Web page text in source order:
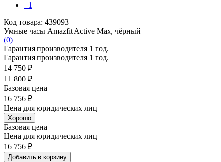
+1
Код товара: 439093
Умные часы Amazfit Active Max, чёрный
(0)
Гарантия производителя 1 год.
Гарантия производителя 1 год.
14 750 ₽
11 800 ₽
Базовая цена
16 756 ₽
Цена для юридических лиц
Хорошо
Базовая цена
Цена для юридических лиц
16 756 ₽
Добавить в корзину